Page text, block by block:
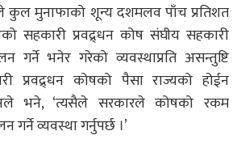
कुल मुनाफाको शून्य दशमलव पाँच प्रतिशत
सहकारी प्रवद्र्धन कोष संघीय सहकारी
गर्ने भनेर गरेको व्यवस्थाप्रति असन्तुष्टि
प्रवद्र्धन कोषको पैसा राज्यको होईन
भने, ‘त्यसैले सरकारले कोषको रकम
गर्ने व्यवस्था गर्नुपर्छ ।’